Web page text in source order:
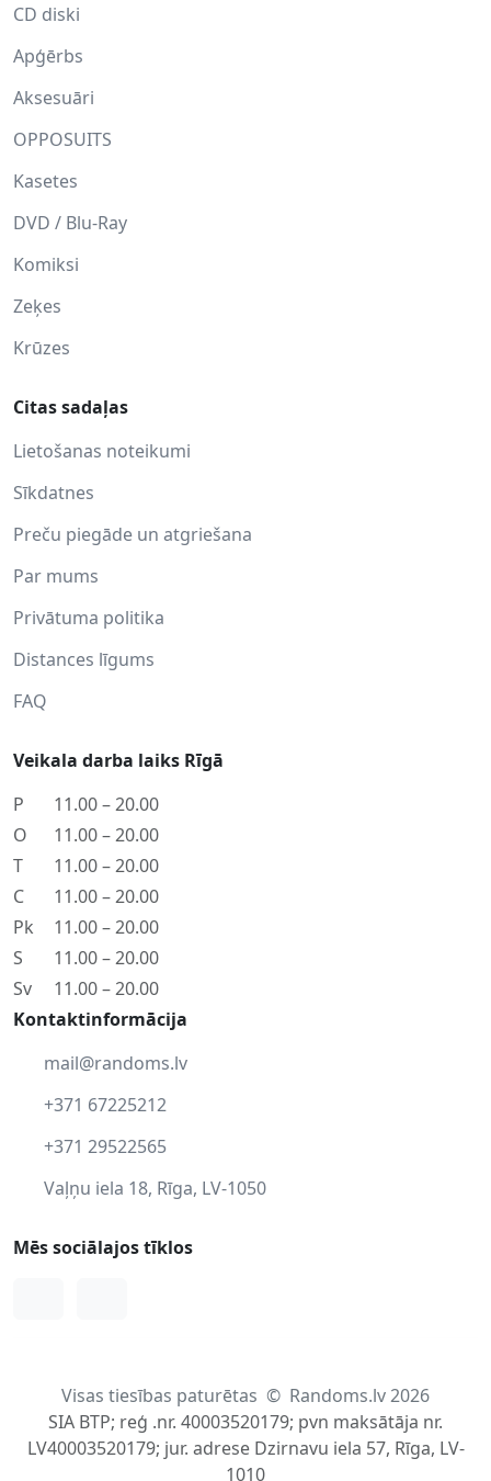
CD diski
Apģērbs
Aksesuāri
OPPOSUITS
Kasetes
DVD / Blu-Ray
Komiksi
Zeķes
Krūzes
Citas sadaļas
Lietošanas noteikumi
Sīkdatnes
Preču piegāde un atgriešana
Par mums
Privātuma politika
Distances līgums
FAQ
Veikala darba laiks Rīgā
P
11.00 – 20.00
O
11.00 – 20.00
T
11.00 – 20.00
C
11.00 – 20.00
Pk
11.00 – 20.00
S
11.00 – 20.00
Sv
11.00 – 20.00
Kontaktinformācija
mail@randoms.lv
+371 67225212
+371 29522565
Vaļņu iela 18, Rīga, LV-1050
Mēs sociālajos tīklos
Visas tiesības paturētas © Randoms.lv 2026
SIA BTP; reģ .nr. 40003520179; pvn maksātāja nr.
LV40003520179; jur. adrese Dzirnavu iela 57, Rīga, LV-
1010